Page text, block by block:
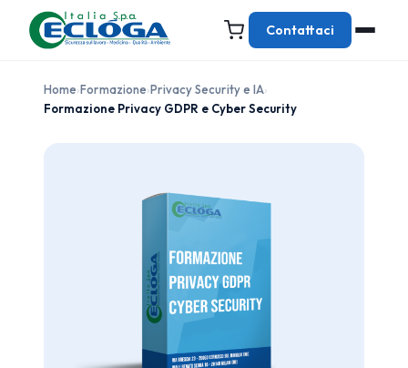
Contattaci
Home›Formazione›Privacy Security e IA›
Formazione Privacy GDPR e Cyber Security